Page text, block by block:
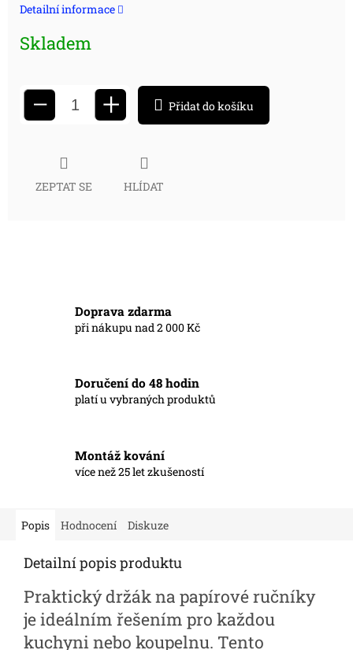
Detailní informace
Skladem
− + Přidat do košíku
ZEPTAT SE HLÍDAT
Doprava zdarma
při nákupu nad 2 000 Kč
Doručení do 48 hodin
platí u vybraných produktů
Montáž kování
více než 25 let zkušeností
Popis Hodnocení Diskuze
Detailní popis produktu
Praktický držák na papírové ručníky
je ideálním řešením pro každou
kuchyni nebo koupelnu. Tento